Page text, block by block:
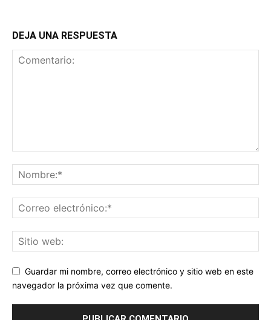
DEJA UNA RESPUESTA
Guardar mi nombre, correo electrónico y sitio web en este
navegador la próxima vez que comente.